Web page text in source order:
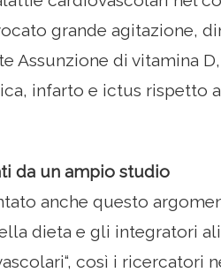
grande agitazione,
Assunzione di vitamina
infarto e ictus rispetto
da un ampio studio
anche questo
dieta e gli integratori
così i ricercatori